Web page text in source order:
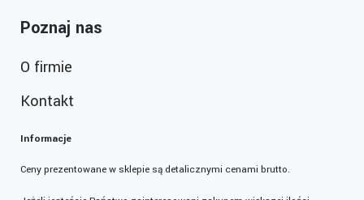
Poznaj nas
O firmie
Kontakt
Informacje
Ceny prezentowane w sklepie są detalicznymi cenami brutto.